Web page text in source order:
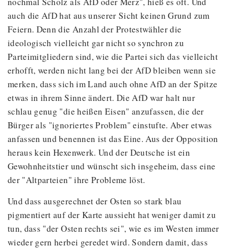
auch die AfD hat aus unserer Sicht keinen Grund zum
Feiern. Denn die Anzahl der Protestwähler die
ideologisch vielleicht gar nicht so synchron zu
Parteimitgliedern sind, wie die Partei sich das vielleicht
erhofft, werden nicht lang bei der AfD bleiben wenn sie
merken, dass sich im Land auch ohne AfD an der Spitze
etwas in ihrem Sinne ändert. Die AfD war halt nur
schlau genug "die heißen Eisen" anzufassen, die der
Bürger als "ignoriertes Problem" einstufte. Aber etwas
anfassen und benennen ist das Eine. Aus der Opposition
heraus kein Hexenwerk. Und der Deutsche ist ein
Gewohnheitstier und wünscht sich insgeheim, dass eine
der "Altparteien" ihre Probleme löst.
Und dass ausgerechnet der Osten so stark blau
pigmentiert auf der Karte aussieht hat weniger damit zu
tun, dass "der Osten rechts sei", wie es im Westen immer
wieder gern herbei geredet wird. Sondern damit, dass